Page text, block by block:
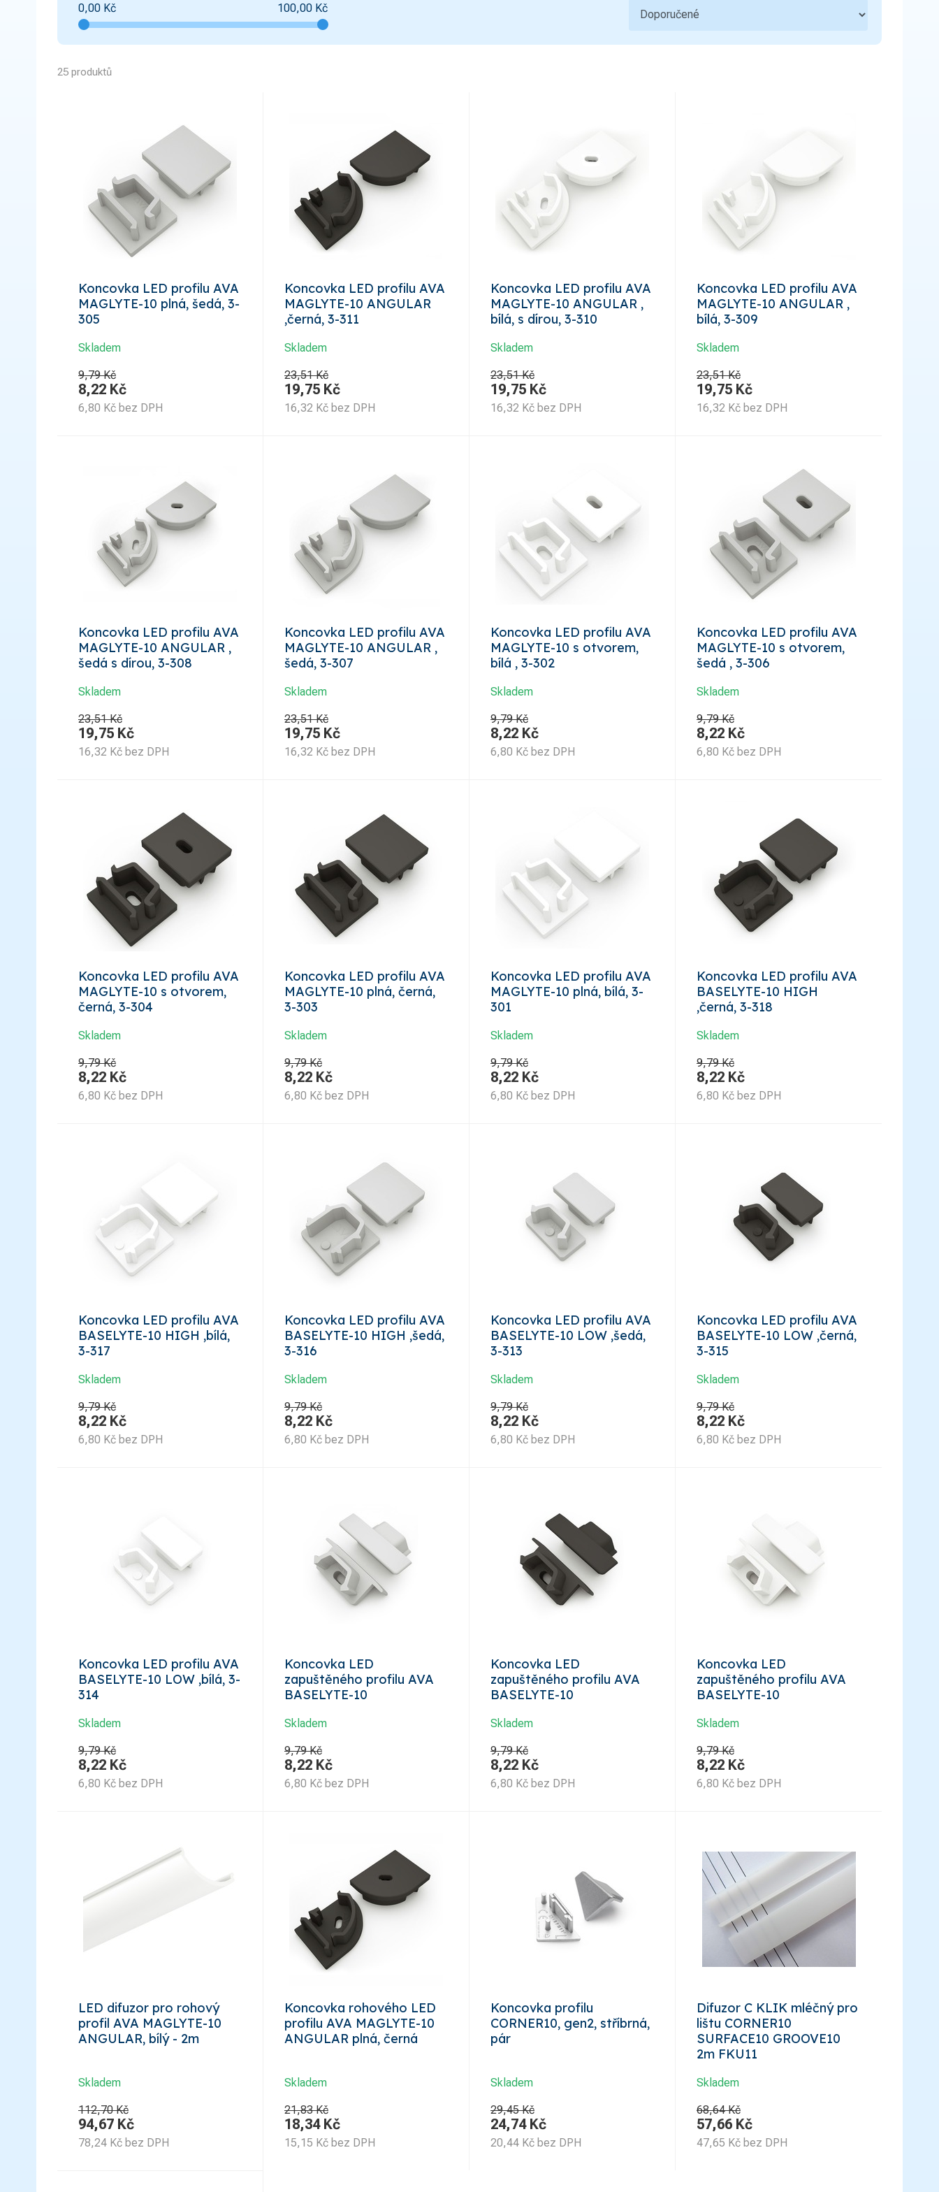
0,00 Kč 100,00 Kč
25 produktů
Koncovka LED profilu AVA
MAGLYTE-10 plná, šedá, 3-
305
Skladem
9,79 Kč
8,22 Kč
6,80 Kč bez DPH
Koncovka LED profilu AVA
MAGLYTE-10 ANGULAR
,černá, 3-311
Skladem
23,51 Kč
19,75 Kč
16,32 Kč bez DPH
Koncovka LED profilu AVA
MAGLYTE-10 ANGULAR ,
bílá, s dírou, 3-310
Skladem
23,51 Kč
19,75 Kč
16,32 Kč bez DPH
Koncovka LED profilu AVA
MAGLYTE-10 ANGULAR ,
bílá, 3-309
Skladem
23,51 Kč
19,75 Kč
16,32 Kč bez DPH
Koncovka LED profilu AVA
MAGLYTE-10 ANGULAR ,
šedá s dírou, 3-308
Skladem
23,51 Kč
19,75 Kč
16,32 Kč bez DPH
Koncovka LED profilu AVA
MAGLYTE-10 ANGULAR ,
šedá, 3-307
Skladem
23,51 Kč
19,75 Kč
16,32 Kč bez DPH
Koncovka LED profilu AVA
MAGLYTE-10 s otvorem,
bílá , 3-302
Skladem
9,79 Kč
8,22 Kč
6,80 Kč bez DPH
Koncovka LED profilu AVA
MAGLYTE-10 s otvorem,
šedá , 3-306
Skladem
9,79 Kč
8,22 Kč
6,80 Kč bez DPH
Koncovka LED profilu AVA
MAGLYTE-10 s otvorem,
černá, 3-304
Skladem
9,79 Kč
8,22 Kč
6,80 Kč bez DPH
Koncovka LED profilu AVA
MAGLYTE-10 plná, černá,
3-303
Skladem
9,79 Kč
8,22 Kč
6,80 Kč bez DPH
Koncovka LED profilu AVA
MAGLYTE-10 plná, bílá, 3-
301
Skladem
9,79 Kč
8,22 Kč
6,80 Kč bez DPH
Koncovka LED profilu AVA
BASELYTE-10 HIGH
,černá, 3-318
Skladem
9,79 Kč
8,22 Kč
6,80 Kč bez DPH
Koncovka LED profilu AVA
BASELYTE-10 HIGH ,bílá,
3-317
Skladem
9,79 Kč
8,22 Kč
6,80 Kč bez DPH
Koncovka LED profilu AVA
BASELYTE-10 HIGH ,šedá,
3-316
Skladem
9,79 Kč
8,22 Kč
6,80 Kč bez DPH
Koncovka LED profilu AVA
BASELYTE-10 LOW ,šedá,
3-313
Skladem
9,79 Kč
8,22 Kč
6,80 Kč bez DPH
Koncovka LED profilu AVA
BASELYTE-10 LOW ,černá,
3-315
Skladem
9,79 Kč
8,22 Kč
6,80 Kč bez DPH
Koncovka LED profilu AVA
BASELYTE-10 LOW ,bílá, 3-
314
Skladem
9,79 Kč
8,22 Kč
6,80 Kč bez DPH
Koncovka LED
zapuštěného profilu AVA
BASELYTE-10
Skladem
9,79 Kč
8,22 Kč
6,80 Kč bez DPH
Koncovka LED
zapuštěného profilu AVA
BASELYTE-10
Skladem
9,79 Kč
8,22 Kč
6,80 Kč bez DPH
Koncovka LED
zapuštěného profilu AVA
BASELYTE-10
Skladem
9,79 Kč
8,22 Kč
6,80 Kč bez DPH
LED difuzor pro rohový
profil AVA MAGLYTE-10
ANGULAR, bílý - 2m
Skladem
112,70 Kč
94,67 Kč
78,24 Kč bez DPH
Koncovka rohového LED
profilu AVA MAGLYTE-10
ANGULAR plná, černá
Skladem
21,83 Kč
18,34Kč
15,15 Kč bez DPH
Koncovka profilu
CORNER10, gen2, stříbrná,
pár
Skladem
29,45 Kč
24,74Kč
20,44 Kč bez DPH
Difuzor C KLIK mléčný pro
lištu CORNER10
SURFACE10 GROOVE10
2m FKU11
Skladem
68,64 Kč
57,66 Kč
47,65 Kč bez DPH
Úložný materiál